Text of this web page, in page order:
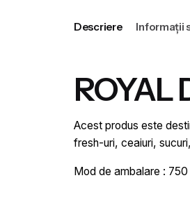
Descriere Informații
ROYAL
Acest produs este
fresh-uri, ceaiuri,
Mod de ambalare :